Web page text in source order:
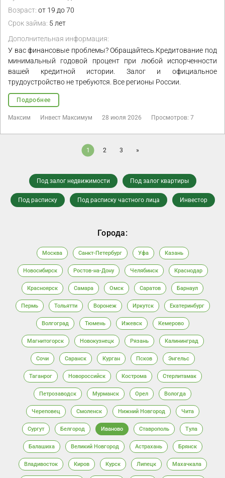
Возраст: от 19 до 70
Срок займа: 5 лет
Дополнительная информация:
У вас финансовые проблемы? Обращайтесь.Кредитование под
минимальный годовой процент при любой испорченности
вашей кредитной истории. Залог и официальное
трудоустройство не требуются. Все регионы России.
Подробнее
Максим Инвест Максимум 28 июля 2026 Просмотров: 7
1 2 3 »
Под залог недвижимости Под залог квартиры
Под расписку Под расписку частного лица Инвестор
Города:
Москва Санкт-Петербург Уфа Казань
Новосибирск Ростов-на-Дону Челябинск Краснодар
Красноярск Самара Омск Саратов Барнаул
Пермь Тольятти Воронеж Иркутск Екатеринбург
Волгоград Тюмень Ижевск Кемерово
Магнитогорск Новокузнецк Рязань Калининград
Сочи Саранск Курган Псков Энгельс
Таганрог Новороссийск Кострома Стерлитамак
Петрозаводск Мурманск Орел Вологда
Череповец Смоленск Нижний Новгород Чита
Сургут Белгород Иваново Ставрополь Тула
Балашиха Великий Новгород Астрахань Брянск
Владивосток Киров Курск Липецк Махачкала